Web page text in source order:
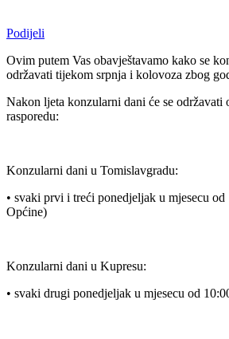
Podijeli
Ovim putem Vas obavještavamo kako se
održavati tijekom srpnja i kolovoza zbog
Nakon ljeta konzularni dani će se održavati
rasporedu:
Konzularni dani u Tomislavgradu:
• svaki prvi i treći ponedjeljak u mjesecu od
Općine)
Konzularni dani u Kupresu:
• svaki drugi ponedjeljak u mjesecu od